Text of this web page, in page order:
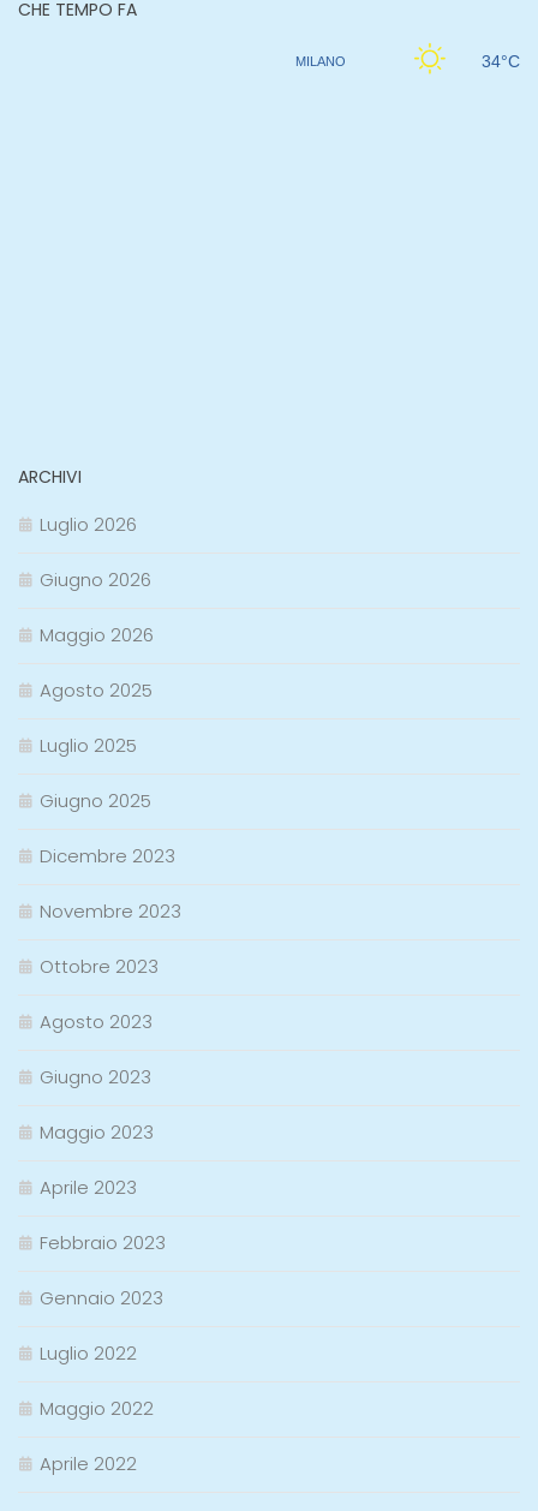
CHE TEMPO FA
ARCHIVI
Luglio 2026
Giugno 2026
Maggio 2026
Agosto 2025
Luglio 2025
Giugno 2025
Dicembre 2023
Novembre 2023
Ottobre 2023
Agosto 2023
Giugno 2023
Maggio 2023
Aprile 2023
Febbraio 2023
Gennaio 2023
Luglio 2022
Maggio 2022
Aprile 2022